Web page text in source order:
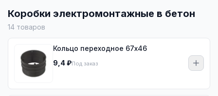
Коробки электромонтажные в бетон
14 товаров
Кольцо переходное 67х46
9,4 ₽Под заказ